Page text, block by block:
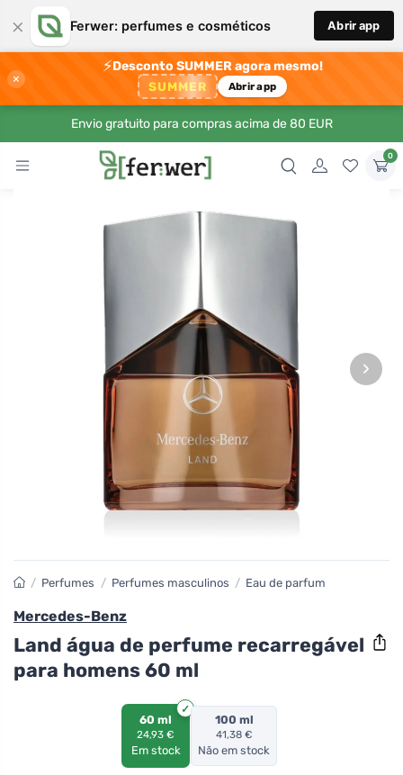
× Ferwer: perfumes e cosméticos Abrir app
×
⚡Desconto SUMMER agora mesmo!
SUMMER Abrir app
Envio gratuito para compras acima de 80 EUR
0
›
/ Perfumes / Perfumes masculinos / Eau de parfum
Mercedes-Benz
Land água de perfume recarregável
para homens 60 ml
60 ml
24,93 €
Em stock
100 ml
41,38 €
Não em stock